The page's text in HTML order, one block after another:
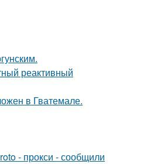
реактивный
в Гватемале.
- прокси - сообщили